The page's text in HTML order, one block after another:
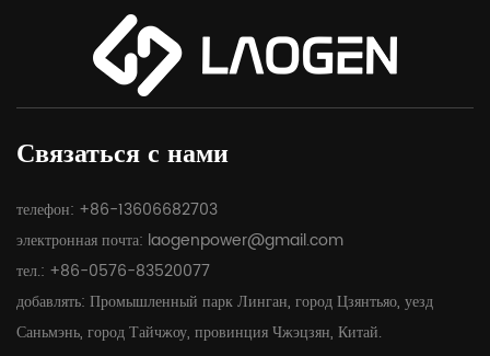
Связаться с нами
телефон: +86-13606682703
электронная почта: laogenpower@gmail.com
тел.: +86-0576-83520077
добавлять: Промышленный парк Линган, город Цзянтьяо, уезд
Саньмэнь, город Тайчжоу, провинция Чжэцзян, Китай.